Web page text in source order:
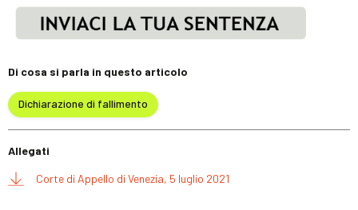
Di cosa si parla in questo articolo
Dichiarazione di fallimento
Allegati
Corte di Appello di Venezia, 5 luglio 2021